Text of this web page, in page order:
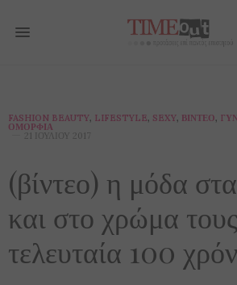
FASHION BEAUTY, LIFESTYLE, SEXY, ΒΊΝΤΕΟ,
ΟΜΟΡΦΙΆ
21 ΙΟΥΛΊΟΥ 2017
(βίντεο) η μόδα
και στο χρώμα
τελευταία 100